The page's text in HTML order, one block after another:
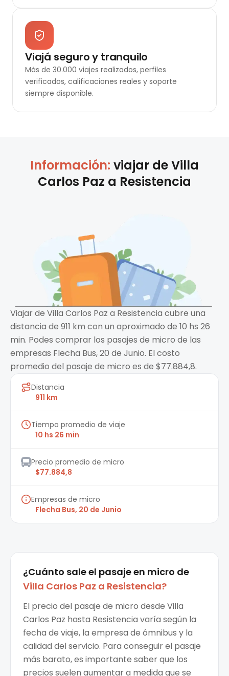
Viajá seguro y tranquilo
Más de 30.000 viajes realizados, perfiles
verificados, calificaciones reales y soporte
siempre disponible.
Información: viajar deVilla
Carlos Paz a Resistencia
Viajar de Villa Carlos Paz a Resistencia cubre una
distancia de 911 km con un aproximado de 10 hs 26
min. Podes comprar los pasajes de micro de las
empresas Flecha Bus, 20 de Junio. El costo
promedio del pasaje de micro es de $77.884,8.
Distancia
911 km
Tiempo promedio de viaje
10 hs 26 min
Precio promedio de micro
$77.884,8
Empresas de micro
Flecha Bus, 20 de Junio
¿Cuánto sale el pasaje en micro de
Villa Carlos Paz a Resistencia?
El precio del pasaje de micro desde Villa
Carlos Paz hasta Resistencia varía según la
fecha de viaje, la empresa de ómnibus y la
calidad del servicio. Para conseguir el pasaje
más barato, es importante saber que los
precios suelen aumentar a medida que se